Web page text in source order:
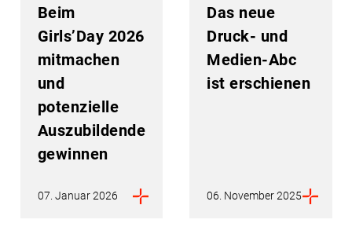
Beim
Girls’Day 2026
mitmachen
und
potenzielle
Auszubildende
gewinnen
07. Januar 2026
Das neue
Druck- und
Medien-Abc
ist erschienen
06. November 2025